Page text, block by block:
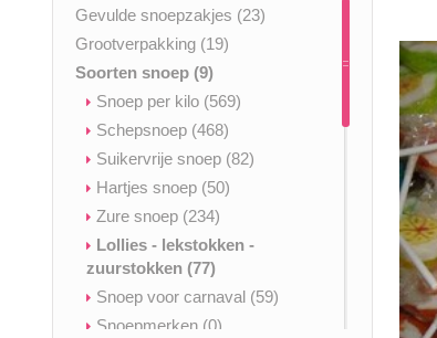
Gevulde snoepzakjes (23)
Grootverpakking (19)
Soorten snoep (9)
Snoep per kilo (569)
Schepsnoep (468)
Suikervrije snoep (82)
Hartjes snoep (50)
Zure snoep (234)
Lollies - lekstokken -
zuurstokken (77)
Snoep voor carnaval (59)
Snoepmerken (0)